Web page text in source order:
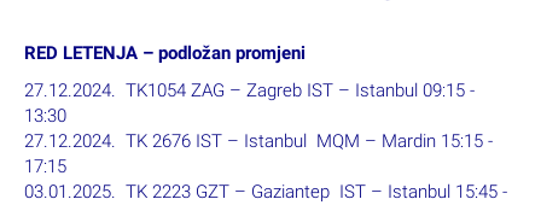
RED LETENJA – podložan promjeni
27.12.2024. TK1054 ZAG – Zagreb IST – Istanbul 09:15 -
13:30
27.12.2024. TK 2676 IST – Istanbul MQM – Mardin 15:15 -
17:15
03.01.2025. TK 2223 GZT – Gaziantep IST – Istanbul 15:45 -